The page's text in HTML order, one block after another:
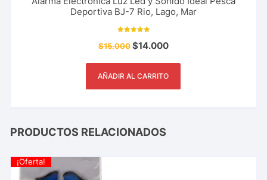
Deportiva BJ-7 Rio, Lago, Mar
5.00
de 5
$15.000$14.000
AÑADIR AL CARRITO
PRODUCTOS RELACIONADOS
¡Oferta!